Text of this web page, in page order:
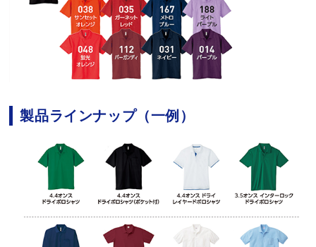
製品ラインナップ（一例）